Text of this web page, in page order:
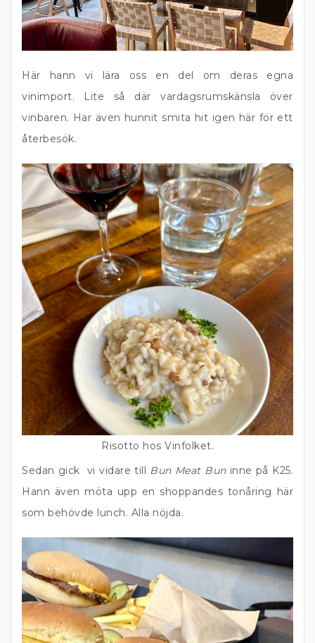
Här hann vi lära oss en del om deras egna
vinimport. Lite så där vardagsrumskänsla över
vinbaren. Har även hunnit smita hit igen här för ett
återbesök.
Risotto hos Vinfolket.
Sedan gick vi vidare till Bun Meat Buninne på K25.
Hann även möta upp en shoppandes tonåring här
som behövde lunch. Alla nöjda.